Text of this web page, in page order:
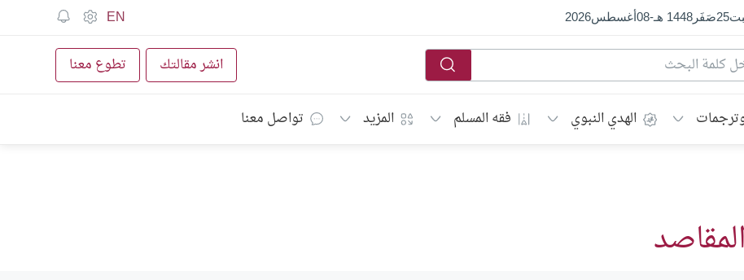
25صَفَر1448 هـ -
08أغسطس2026
EN
انشر مقالتك تطوع معنا
الهدي النبوي فقه المسلم المزيد تواصل معنا